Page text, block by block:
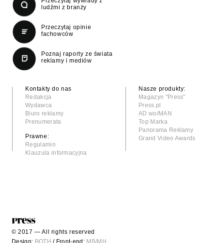
ludźmi z branży
Przeczytaj opinie
fachowców
Poznaj raporty ze świata
reklamy i mediów
Kontakty do nas
Redakcja
Wydawca
Biuro reklamy
Prenumerata
Prawne:
Regulamin
Klauzula informacyjna
Nasze produkty:
Magazyn "Press"
Press.pl
AD wo/MAN
Top Marka
Panorama Reklamy
Grand Video Awards
Design: BOTH / Front-end: MB/MH
© 2017 — All rights reserved